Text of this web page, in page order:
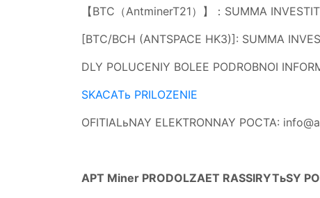
【BTC（AntminerT21）】：SUMMA
[BTC/BCH (ANTSPACE HK3)]: SUMMA
DLY POLUCENIY BOLEE PODROBNOI
SKACATь PRILOZENIE
OFITIALьNAY ELEKTRONNAY POCTA:
APT Miner PRODOLZAET RASSIRYTьSY